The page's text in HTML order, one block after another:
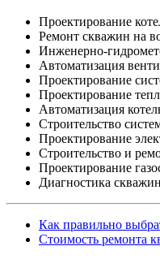
Проектирование
Ремонт скважин на
Инженерно-
Автоматизация
Проектирование
Проектирование
Автоматизация
Строительство
Проектирование
Строительство и
Проектирование
Диагностика
Как правильно
Стоимость ремонта